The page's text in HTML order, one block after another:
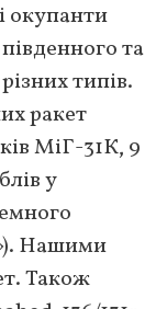
окупанти
та
типів.
ракет
МіГ-31К, 9
у
Нашими
Також